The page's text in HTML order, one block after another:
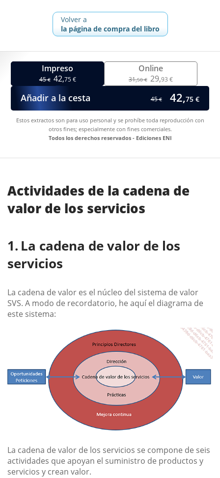
Volver a
la página de compra del libro
Impreso
45€ 42,75 €
Online
31,50 € 29,93 €
Añadir a la cesta 45€ 42,75 €
Estos extractos son para uso personal y se prohíbe toda reproducción con
otros fines; especialmente con fines comerciales.
Todos los derechos reservados - Ediciones ENI
Actividades de la cadena de
valor de los servicios
La cadena de valor de los
servicios
La cadena de valor es el núcleo del sistema de valor
SVS. A modo de recordatorio, he aquí el diagrama de
este sistema:
La cadena de valor de los servicios se compone de seis
actividades que apoyan el suministro de productos y
servicios y crean valor.